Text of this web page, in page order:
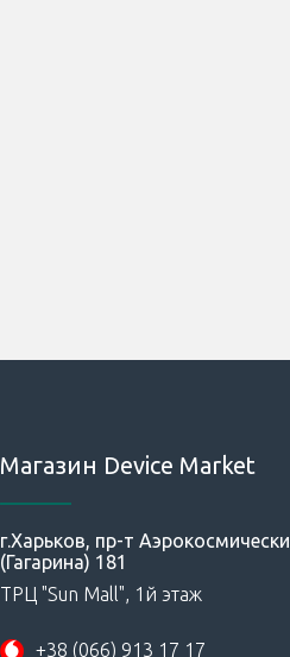
Магазин Device Market
г.Харьков, пр-т
(Гагарина) 181
ТРЦ "Sun Mall", 1й этаж
+38 (066) 913 17 17